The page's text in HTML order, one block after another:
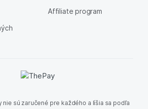
Affiliate program
sú zaručené pre každého a líšia sa podľa